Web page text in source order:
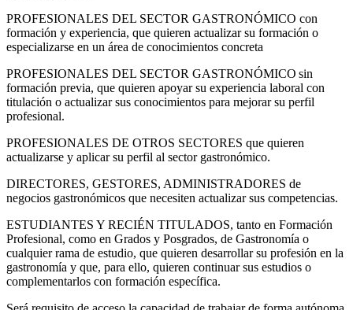
PROFESIONALES DEL SECTOR GASTRONÓMICO con
formación y experiencia, que quieren actualizar su formación o
especializarse en un área de conocimientos concreta
PROFESIONALES DEL SECTOR GASTRONÓMICO sin
formación previa, que quieren apoyar su experiencia laboral con
titulación o actualizar sus conocimientos para mejorar su perfil
profesional.
PROFESIONALES DE OTROS SECTORES que quieren
actualizarse y aplicar su perfil al sector gastronómico.
DIRECTORES, GESTORES, ADMINISTRADORES de
negocios gastronómicos que necesiten actualizar sus competencias.
ESTUDIANTES Y RECIÉN TITULADOS, tanto en Formación
Profesional, como en Grados y Posgrados, de Gastronomía o
cualquier rama de estudio, que quieren desarrollar su profesión en la
gastronomía y que, para ello, quieren continuar sus estudios o
complementarlos con formación específica.